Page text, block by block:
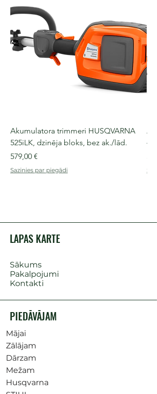
Akumulatora trimmeri HUSQVARNA
525iLK, dzinēja bloks, bez ak./lād.
Cena
579,00 €
Sazinies par piegādi
LAPAS KARTE
Sākums
Pakalpojumi
Kontakti
PIEDĀVĀJAM
Mājai
Zālājam
Dārzam
Mežam
Husqvarna